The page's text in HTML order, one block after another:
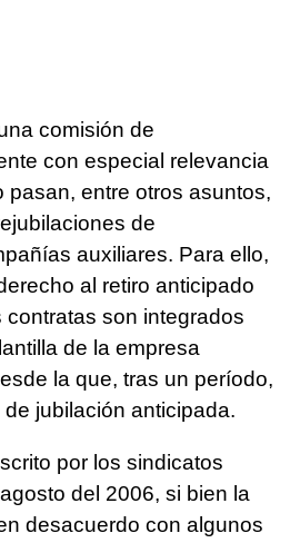
comisión de
con especial relevancia
pasan, entre otros asuntos,
de
auxiliares. Para ello,
al retiro anticipado
son integrados
de la empresa
la que, tras un período,
jubilación anticipada.
por los sindicatos
del 2006, si bien la
desacuerdo con algunos